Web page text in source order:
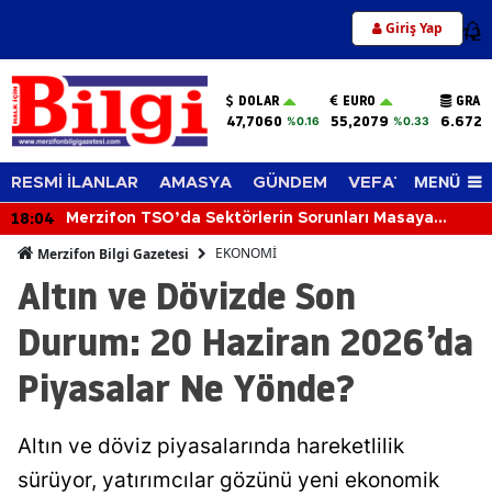
Giriş Yap 12
DOLAR
47,7060 %0.16
EURO
55,2079 %0.33
RESMİ İLANLAR AMASYA GÜNDEM VEFAT EDENLER
MENÜ
18:04
Merzifon TSO’da Sektörlerin Sorunları Masaya
Merzifon Bilgi Gazetesi EKONOMİ
Altın ve Dövizde Son
Durum: 20 Haziran 2026’da
Piyasalar Ne Yönde?
Altın ve döviz piyasalarında hareketlilik
sürüyor, yatırımcılar gözünü yeni ekonomik